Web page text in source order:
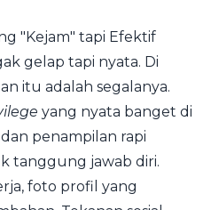
"Kejam" tapi Efektif
gelap tapi nyata. Di
itu adalah segalanya.
yang nyata banget di
penampilan rapi
tanggung jawab diri.
foto profil yang